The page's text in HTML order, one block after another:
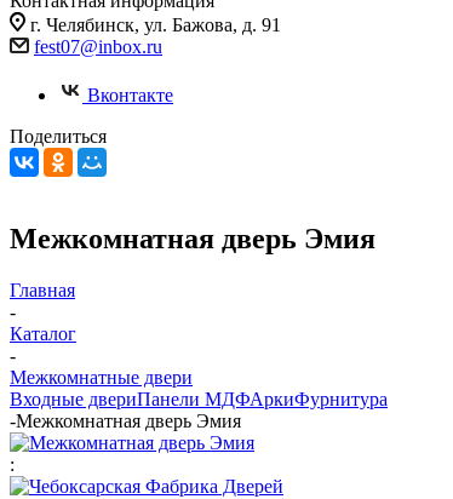
г. Челябинск, ул. Бажова, д. 91
fest07@inbox.ru
Вконтакте
Поделиться
Межкомнатная дверь Эмия
Главная
-
Каталог
-
Межкомнатные двери
Входные двериПанели МДФАркиФурнитура
-Межкомнатная дверь Эмия
: